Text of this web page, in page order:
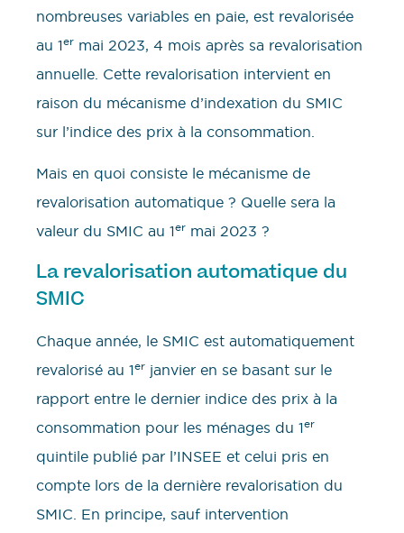
nombreuses variables en paie, est revalorisée
au 1er mai 2023, 4 mois après sa revalorisation
annuelle. Cette revalorisation intervient en
raison du mécanisme d’indexation du SMIC
sur l’indice des prix à la consommation.
Mais en quoi consiste le mécanisme de
revalorisation automatique ? Quelle sera la
valeur du SMIC au 1er mai 2023 ?
La revalorisation automatique du
SMIC
Chaque année, le SMIC est automatiquement
revalorisé au 1er janvier en se basant sur le
rapport entre le dernier indice des prix à la
consommation pour les ménages du 1er
quintile publié par l’INSEE et celui pris en
compte lors de la dernière revalorisation du
SMIC. En principe, sauf intervention